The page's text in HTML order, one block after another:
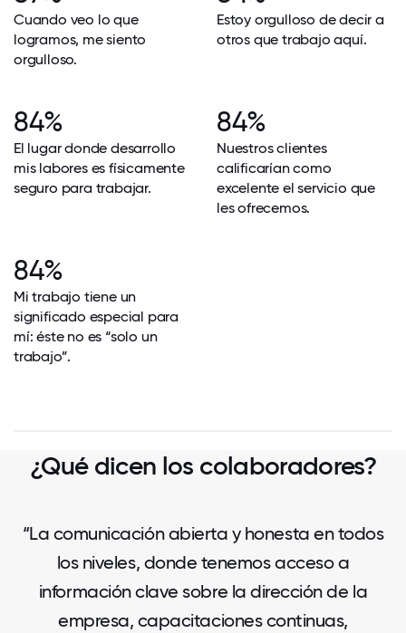
Cuando veo lo que
logramos, me siento
orgulloso.
Estoy orgulloso de decir a
otros que trabajo aquí.
84%
El lugar donde desarrollo
mis labores es físicamente
seguro para trabajar.
84%
Nuestros clientes
calificarían como
excelente el servicio que
les ofrecemos.
84%
Mi trabajo tiene un
significado especial para
mí: éste no es “solo un
trabajo”.
¿Qué dicen los colaboradores?
“La comunicación abierta y honesta en todos
los niveles, donde tenemos acceso a
información clave sobre la dirección de la
empresa, capacitaciones continuas,